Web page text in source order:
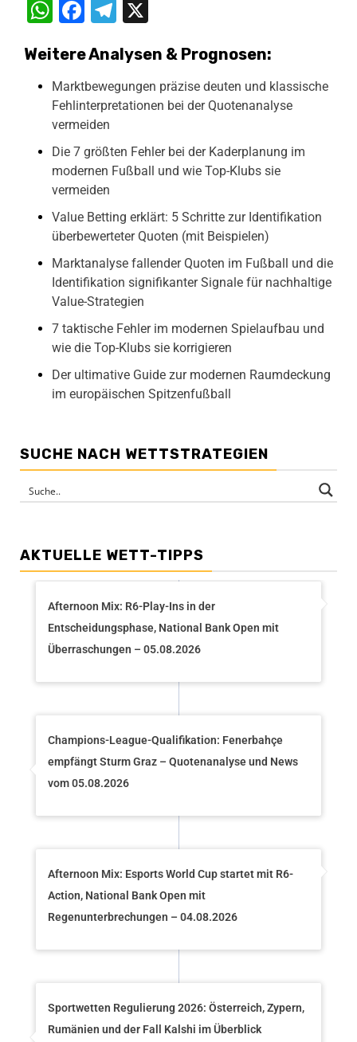
WhatsApp
Facebook
Telegram
Weitere Analysen & Prognosen:
Marktbewegungen präzise deuten und klassische
Fehlinterpretationen bei der Quotenanalyse
vermeiden
Die 7 größten Fehler bei der Kaderplanung im
modernen Fußball und wie Top-Klubs sie
vermeiden
Value Betting erklärt: 5 Schritte zur Identifikation
überbewerteter Quoten (mit Beispielen)
Marktanalyse fallender Quoten im Fußball und die
Identifikation signifikanter Signale für nachhaltige
Value-Strategien
7 taktische Fehler im modernen Spielaufbau und
wie die Top-Klubs sie korrigieren
Der ultimative Guide zur modernen Raumdeckung
im europäischen Spitzenfußball
SUCHE NACH WETTSTRATEGIEN
AKTUELLE WETT-TIPPS
Afternoon Mix: R6-Play-Ins in der
Entscheidungsphase, National Bank Open mit
Überraschungen – 05.08.2026
Champions-League-Qualifikation: Fenerbahçe
empfängt Sturm Graz – Quotenanalyse und News
vom 05.08.2026
Afternoon Mix: Esports World Cup startet mit R6-
Action, National Bank Open mit
Regenunterbrechungen – 04.08.2026
Sportwetten Regulierung 2026: Österreich, Zypern,
Rumänien und der Fall Kalshi im Überblick